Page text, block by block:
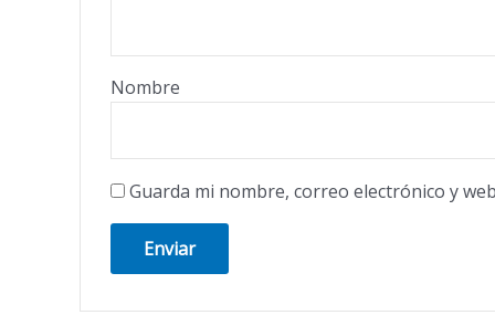
Nombre
Guarda mi nombre, correo electrónico y